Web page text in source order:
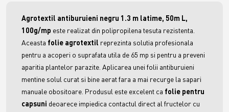
Agrotextil antiburuieni negru 1.3 m latime, 50m L,
100g/mp este realizat din polipropilena tesuta rezistenta.
Aceasta folie agrotextil reprezinta solutia profesionala
pentru a acoperi o suprafata utila de 65 mp si pentru a preveni
aparitia plantelor parazite. Aplicarea unei folii antiburuieni
mentine solul curat si bine aerat fara a mai recurge la sapari
manuale obositoare. Produsul este excelent ca folie pentru
capsuni deoarece impiedica contactul direct al fructelor cu